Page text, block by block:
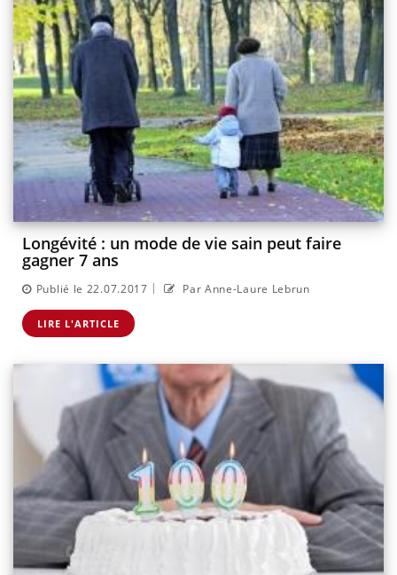
Longévité : un mode de vie sain peut faire
gagner 7 ans
Publié le 22.07.2017 | Par Anne-Laure Lebrun
LIRE L'ARTICLE